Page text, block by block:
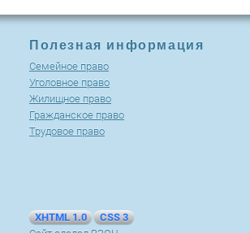
Полезная информация
Cемейное право
Уголовное право
Жилищное право
Гражданское право
Трудовое право
XHTML 1.0
CSS 3